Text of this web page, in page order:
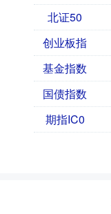
北证50
创业板指
基金指数
国债指数
期指IC0